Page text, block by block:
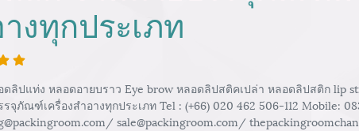
งทุกประเภท
ดลิปแท่ง หลอดอายบราว Eye brow หลอดลิปสติคเปล่า หลอดลิปสติก lip
จุภัณฑ์เครื่องสำอางทุกประเภท Tel : (+66) 020 462 506-112 Mobile:
sale@packingroom.com/